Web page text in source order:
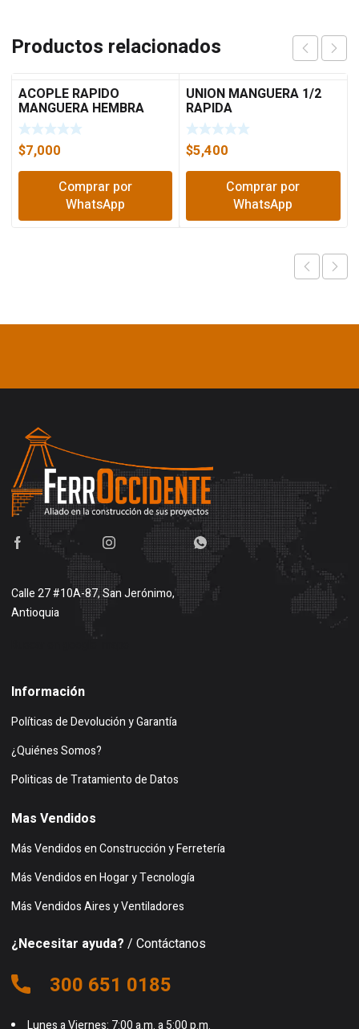
Productos relacionados
ACOPLE RAPIDO
MANGUERA HEMBRA
FORTE 6129
$7,000
Comprar por
WhatsApp
UNION MANGUERA 1/2
RAPIDA
$5,400
Comprar por
WhatsApp
Calle 27 #10A-87, San Jerónimo,
Antioquia
Información
Políticas de Devolución y Garantía
¿Quiénes Somos?
Politicas de Tratamiento de Datos
Mas Vendidos
Más Vendidos en Construcción y Ferretería
Más Vendidos en Hogar y Tecnología
Más Vendidos Aires y Ventiladores
¿Necesitar ayuda? / Contáctanos
300 651 0185
Lunes a Viernes: 7:00 a.m. a 5:00 p.m.